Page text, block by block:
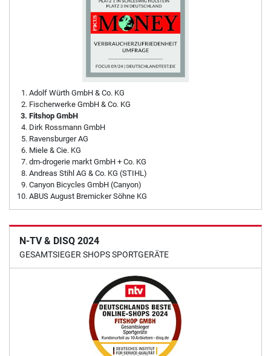
Adolf Würth GmbH & Co. KG
Fischerwerke GmbH & Co. KG
Fitshop GmbH
Dirk Rossmann GmbH
Ravensburger AG
Miele & Cie. KG
dm-drogerie markt GmbH + Co. KG
Andreas Stihl AG & Co. KG (STIHL)
Canyon Bicycles GmbH (Canyon)
ABUS August Bremicker Söhne KG
N-TV & DISQ 2024
GESAMTSIEGER SHOPS SPORTGERÄTE